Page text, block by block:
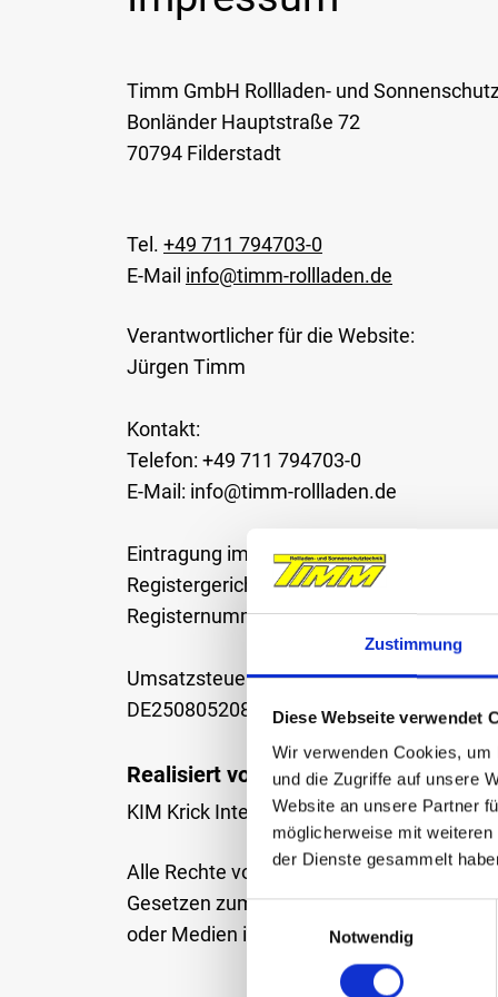
Zustimmung
Diese Webseite verwendet
Wir verwenden Cookies,
und die Zugriffe auf unsere
Website an unsere Partner
möglicherweise mit
der Dienste gesammelt
E
Notwendig
Timm GmbH Rollladen- und
Bonländer Hauptstraße 72
70794 Filderstadt
Tel. +49 711 794703-0
E-Mail info@timm-rollladen.de
Verantwortlicher für die Website:
Jürgen Timm
Kontakt:
Telefon: +49 711 794703-0
E-Mail: info@timm-rollladen.de
Eintragung im Handelsregister
Registergericht: Amtsgericht Stuttgart
Registernummer: HRB 721231
Umsatzsteuer-Identifikationsnummer:
DE250805208
Realisiert von:
KIM Krick Interactive Media GmbH + Co.
Alle Rechte vorbehalten. Die auf der
Gesetzen zum Schutz des geistigen
oder Medien ist nicht gestattet.